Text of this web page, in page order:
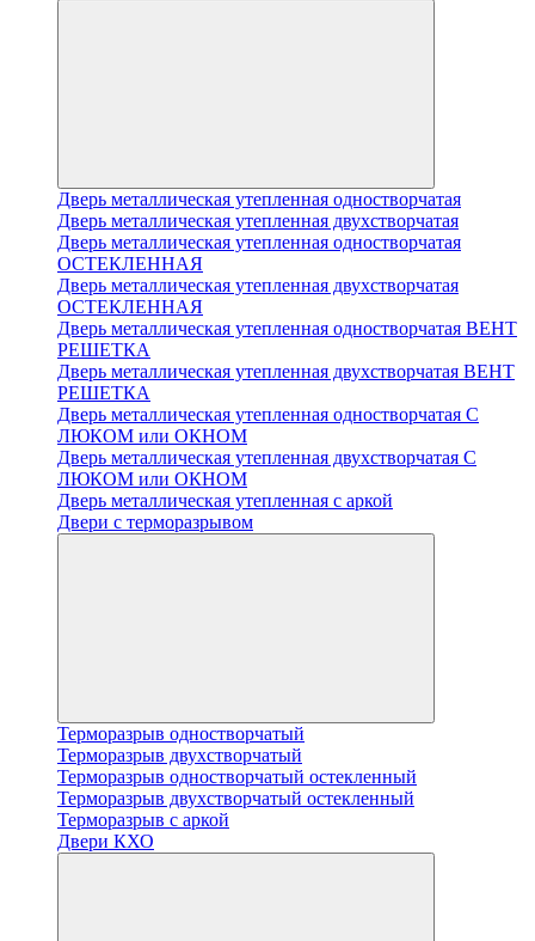
Дверь металлическая утепленная одностворчатая
Дверь металлическая утепленная двухстворчатая
Дверь металлическая утепленная одностворчатая
ОСТЕКЛЕННАЯ
Дверь металлическая утепленная двухстворчатая
ОСТЕКЛЕННАЯ
Дверь металлическая утепленная одностворчатая ВЕНТ
РЕШЕТКА
Дверь металлическая утепленная двухстворчатая ВЕНТ
РЕШЕТКА
Дверь металлическая утепленная одностворчатая С
ЛЮКОМ или ОКНОМ
Дверь металлическая утепленная двухстворчатая С
ЛЮКОМ или ОКНОМ
Дверь металлическая утепленная с аркой
Двери с терморазрывом
Терморазрыв одностворчатый
Терморазрыв двухстворчатый
Терморазрыв одностворчатый остекленный
Терморазрыв двухстворчатый остекленный
Терморазрыв с аркой
Двери КХО